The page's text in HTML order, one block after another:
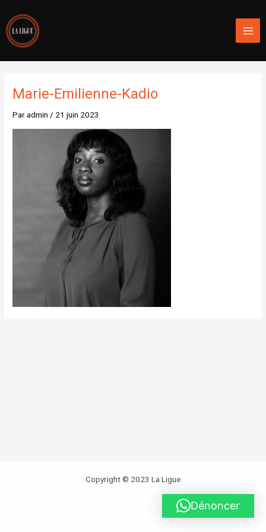
contenu
Marie-Emilienne-Kadio
Paradmin/ 21 juin 2023
Copyright © 2023 La Ligue
Dénoncer